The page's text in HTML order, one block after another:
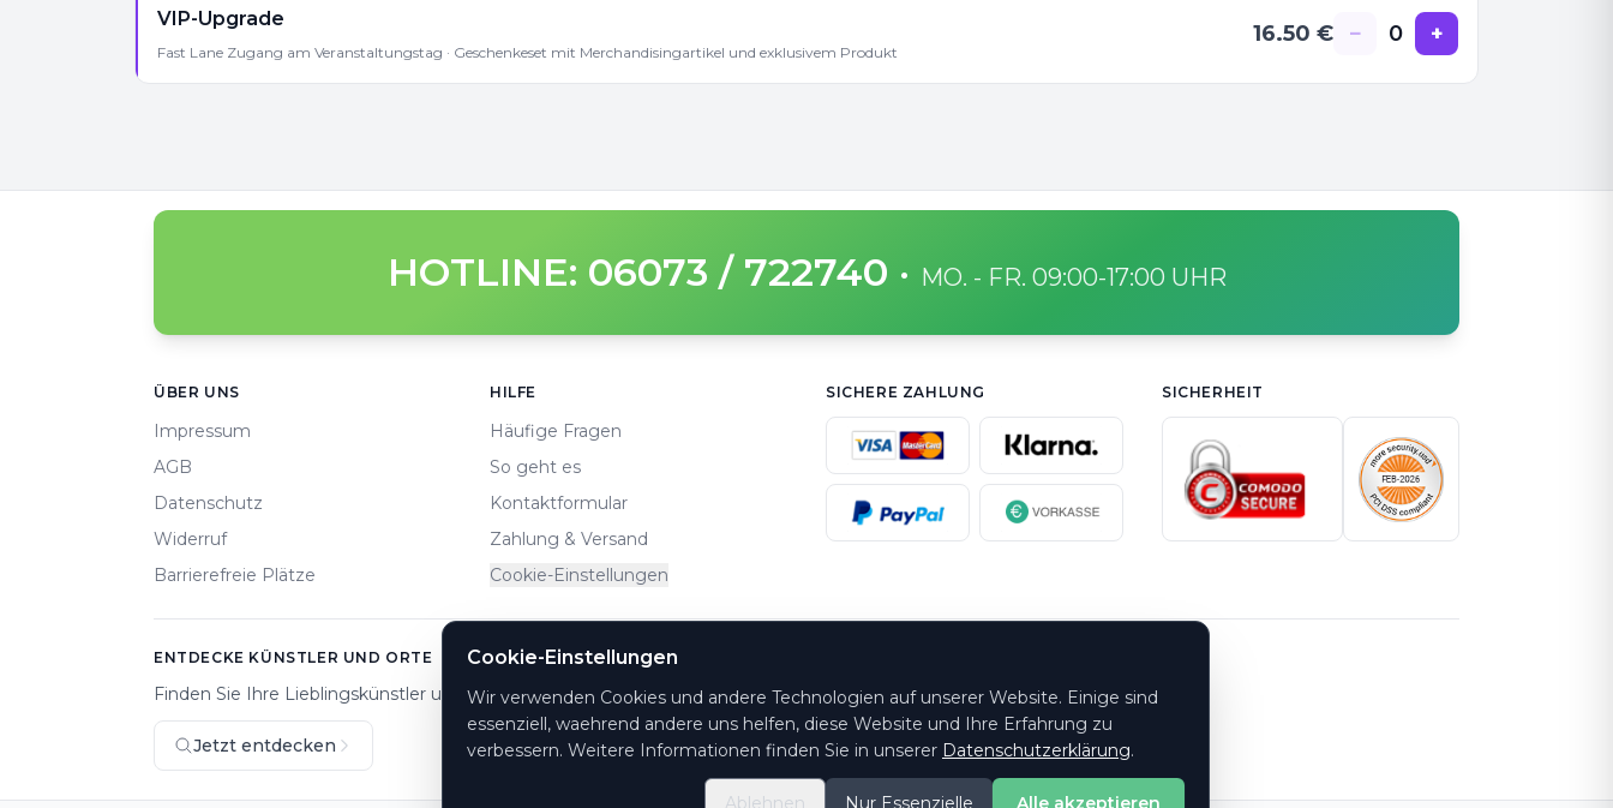
VIP-Upgrade
Fast Lane Zugang am Veranstaltungstag · Geschenkeset mit Merchandisingartikel und exklusivem Produkt
16.50 € − 0 +
HOTLINE: 06073 / 722740 · MO. - FR. 09:00-17:00 UHR
ÜBER UNS
Impressum
AGB
Datenschutz
Widerruf
Barrierefreie Plätze
HILFE
Häufige Fragen
So geht es
Kontaktformular
Zahlung & Versand
Cookie-Einstellungen
SICHERE ZAHLUNG SICHERHEIT
ENTDECKE KÜNSTLER UND ORTE
Finden Sie Ihre Lieblingskünstler und Veranstaltungsorte.
Jetzt entdecken
Cookie-Einstellungen
Wir verwenden Cookies und andere Technologien auf unserer Website. Einige sind
essenziell, waehrend andere uns helfen, diese Website und Ihre Erfahrung zu
verbessern. Weitere Informationen finden Sie in unserer Datenschutzerklärung.
Ablehnen Nur Essenzielle Alle akzeptieren